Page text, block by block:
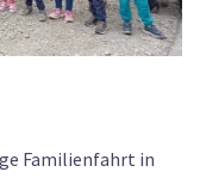
Familienfahrt in